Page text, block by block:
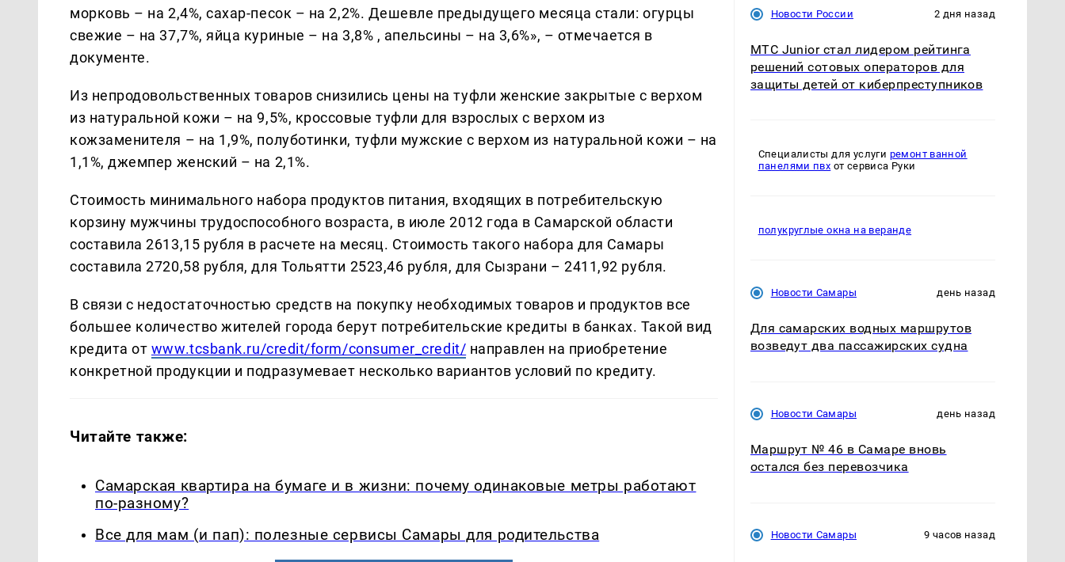
морковь – на 2,4%, сахар-песок – на 2,2%. Дешевле предыдущего месяца стали: огурцы
свежие – на 37,7%, яйца куриные – на 3,8% , апельсины – на 3,6%», – отмечается в
документе.
Из непродовольственных товаров снизились цены на туфли женские закрытые с верхом
из натуральной кожи – на 9,5%, кроссовые туфли для взрослых с верхом из
кожзаменителя – на 1,9%, полуботинки, туфли мужские с верхом из натуральной кожи – на
1,1%, джемпер женский – на 2,1%.
Стоимость минимального набора продуктов питания, входящих в потребительскую
корзину мужчины трудоспособного возраста, в июле 2012 года в Самарской области
составила 2613,15 рубля в расчете на месяц. Стоимость такого набора для Самары
составила 2720,58 рубля, для Тольятти 2523,46 рубля, для Сызрани – 2411,92 рубля.
В связи с недостаточностью средств на покупку необходимых товаров и продуктов все
большее количество жителей города берут потребительские кредиты в банках. Такой вид
кредита от www.tcsbank.ru/credit/form/consumer_credit/ направлен на приобретение
конкретной продукции и подразумевает несколько вариантов условий по кредиту.
Читайте также:
Самарская квартира на бумаге и в жизни: почему одинаковые метры работают
по-разному?
Все для мам (и пап): полезные сервисы Самары для родительства
Новости России 2 дня назад
МТС Junior стал лидером рейтинга
решений сотовых операторов для
защиты детей от киберпреступников
Специалисты для услуги ремонт ванной
панелями пвх от сервиса Руки
полукруглые окна на веранде
Новости Самары день назад
Для самарских водных маршрутов
возведут два пассажирских судна
Новости Самары день назад
Маршрут № 46 в Самаре вновь
остался без перевозчика
Новости Самары 9 часов назад